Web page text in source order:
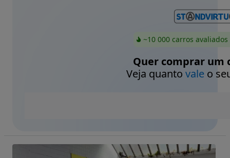
~10 000 carros
Quer comprar um
Veja quanto valeo